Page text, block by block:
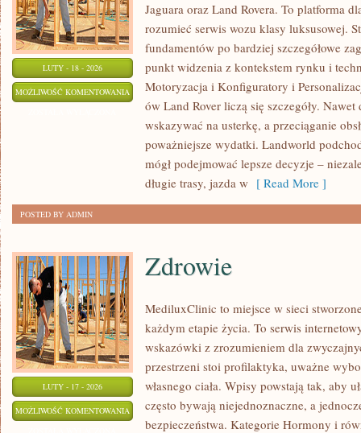
LUTY - 18 - 2026
MOŻLIWOŚĆ KOMENTOWANIA MOTORYZACYJNE
IKONY
Jaguara oraz Land Rovera. To platforma
rozumieć serwis wozu klasy luksusowej.
fundamentów po bardziej szczegółowe
punkt widzenia z kontekstem rynku i
Motoryzacja i Konfiguratory i
ów Land Rover liczą się szczegóły.
wskazywać na usterkę, a przeciąganie
poważniejsze wydatki. Landworld
mógł podejmować lepsze decyzje –
długie trasy, jazda w [ Read More ]
POSTED BY ADMIN
LUTY - 17 - 2026
MOŻLIWOŚĆ KOMENTOWANIA ZDROWIE
Zdrowie
MediluxClinic to miejsce w sieci
każdym etapie życia. To serwis
wskazówki z zrozumieniem dla
przestrzeni stoi profilaktyka, uważne
własnego ciała. Wpisy powstają tak, aby
często bywają niejednoznaczne, a
bezpieczeństwa. Kategorie Hormony i